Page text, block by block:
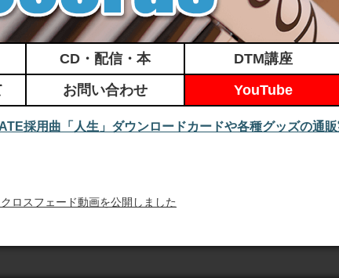
CD・配信・本 DTM講座
お問い合わせ YouTube
採用曲「人生」ダウンロードカードや各種グッズの通販
ロスフェード動画を公開しました